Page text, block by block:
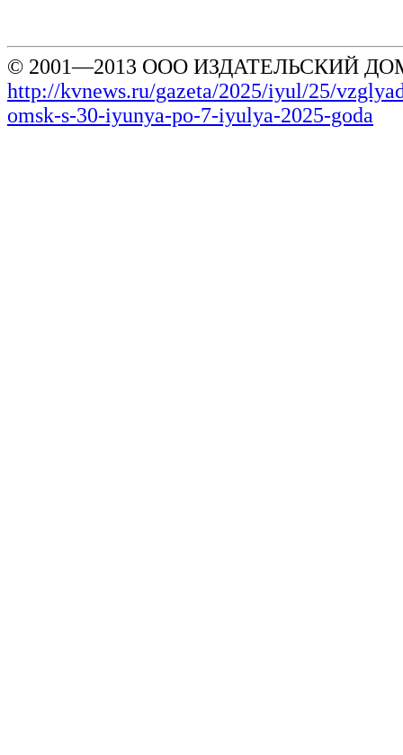
© 2001—2013 ООО ИЗДАТЕЛЬСКИЙ
http://kvnews.ru/gazeta/2025/iyul/25/
omsk-s-30-iyunya-po-7-iyulya-2025-goda